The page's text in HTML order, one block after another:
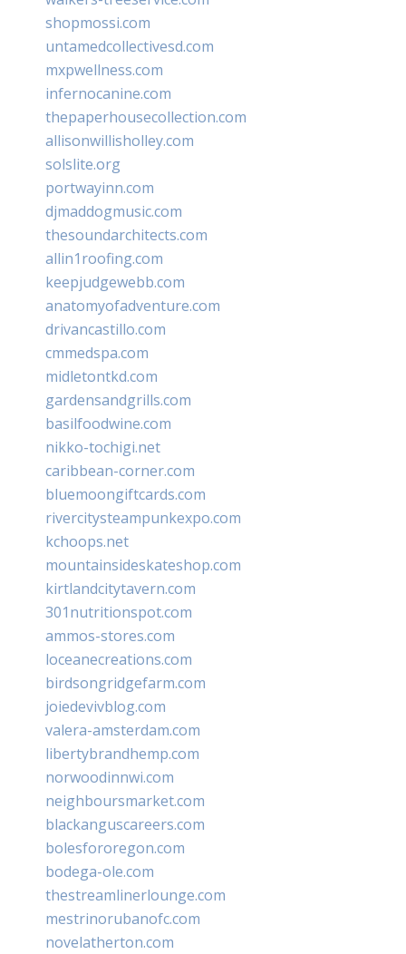
shopmossi.com
untamedcollectivesd.com
mxpwellness.com
infernocanine.com
thepaperhousecollection.com
allisonwillisholley.com
solslite.org
portwayinn.com
djmaddogmusic.com
thesoundarchitects.com
allin1roofing.com
keepjudgewebb.com
anatomyofadventure.com
drivancastillo.com
cmmedspa.com
midletontkd.com
gardensandgrills.com
basilfoodwine.com
nikko-tochigi.net
caribbean-corner.com
bluemoongiftcards.com
rivercitysteampunkexpo.com
kchoops.net
mountainsideskateshop.com
kirtlandcitytavern.com
301nutritionspot.com
ammos-stores.com
loceanecreations.com
birdsongridgefarm.com
joiedevivblog.com
valera-amsterdam.com
libertybrandhemp.com
norwoodinnwi.com
neighboursmarket.com
blackanguscareers.com
bolesfororegon.com
bodega-ole.com
thestreamlinerlounge.com
mestrinorubanofc.com
novelatherton.com